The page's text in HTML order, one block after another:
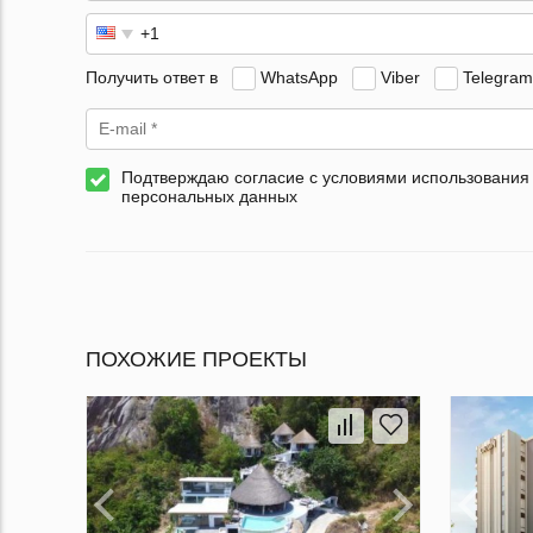
Получить ответ в WhatsApp Viber Telegram
Подтверждаю согласие с условиями использования
персональных данных
ПОХОЖИЕ ПРОЕКТЫ